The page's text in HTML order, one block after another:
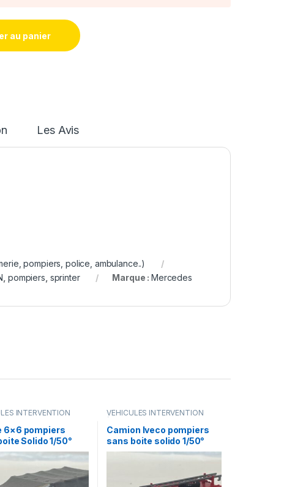
au panier
Les Avis
pompiers, police, ambulance..)
,pompiers, sprinter Marque : Mercedes
INTERVENTION
pompiers, police,
6×6 pompiers
Solido 1/50°
VÉHICULES INTERVENTION
(gendarmerie, pompiers, police,
ambulance..)
Camion Iveco pompiers
sans boite solido 1/50°